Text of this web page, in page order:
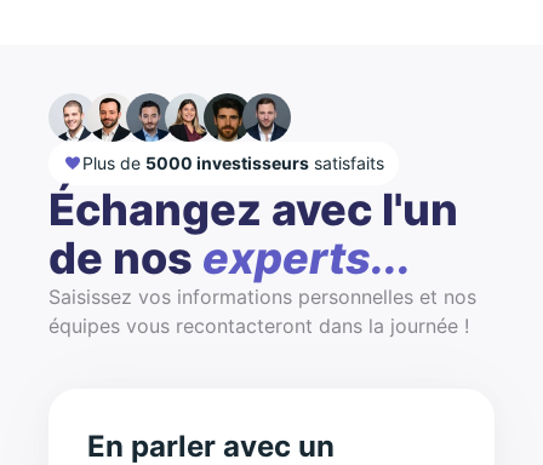
Plus de 5000 investisseurs satisfaits
Échangez avec l'un
de nos experts...
Saisissez vos informations personnelles et nos
équipes vous recontacteront dans la journée !
En parler avec un